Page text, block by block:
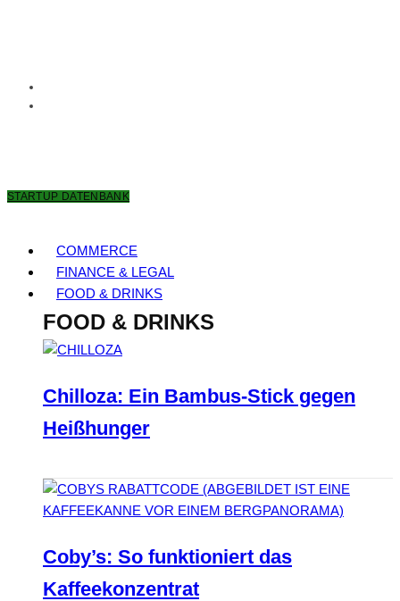
STARTUP DATENBANK
COMMERCE
FINANCE & LEGAL
FOOD & DRINKS
FOOD & DRINKS
Chilloza: Ein Bambus-Stick gegen
Heißhunger
Coby’s: So funktioniert das
Kaffeekonzentrat